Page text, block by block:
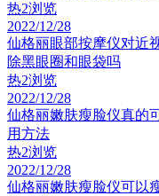
热2浏览
2022/12/28
仙格丽眼部按摩仪对近
除黑眼圈和眼袋吗
热2浏览
2022/12/28
仙格丽嫩肤瘦脸仪真的
用方法
热2浏览
2022/12/28
仙格丽嫩肤瘦脸仪可以